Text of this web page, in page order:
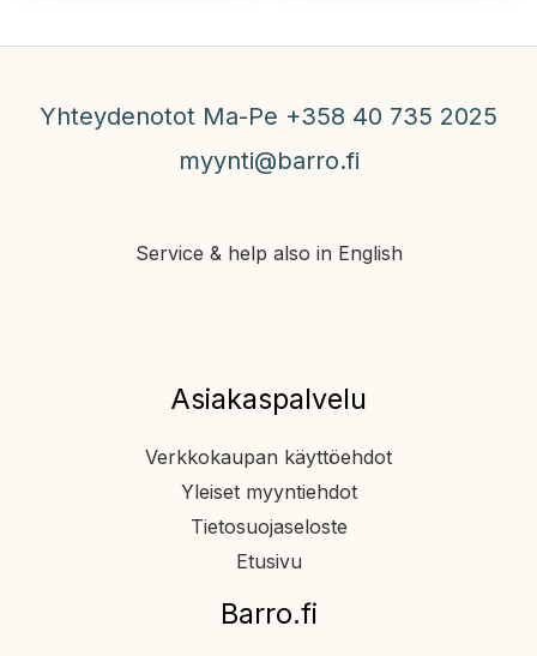
Yhteydenotot Ma-Pe +358 40 735 2025
myynti@barro.fi
Service & help also in English
Asiakaspalvelu
Verkkokaupan käyttöehdot
Yleiset myyntiehdot
Tietosuojaseloste
Etusivu
Barro.fi